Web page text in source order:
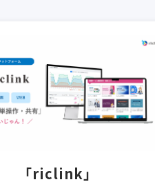
「riclink」